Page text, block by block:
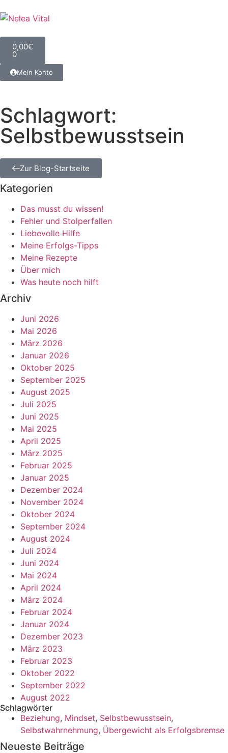
0,00€
0
Mein Konto
Schlagwort:
Selbstbewusstsein
Zur Blog-Startseite
Kategorien
Das musst du wissen!
Fehler und Stolperfallen
Liebevolle Hilfe
Meine Erfolgs-Tipps
Meine Rezepte
Über mich
Was heute noch hilft
Archiv
Juni 2026
Mai 2026
März 2026
Januar 2026
Oktober 2025
September 2025
August 2025
Juli 2025
Juni 2025
Mai 2025
April 2025
März 2025
Februar 2025
Januar 2025
Dezember 2024
November 2024
Oktober 2024
September 2024
August 2024
Juli 2024
Juni 2024
Mai 2024
April 2024
März 2024
Februar 2024
Januar 2024
Dezember 2023
März 2023
Februar 2023
Oktober 2022
September 2022
August 2022
Schlagwörter
Beziehung, Mindset, Selbstbewusstsein,
Selbstwahrnehmung, Übergewicht als Erfolgsbremse
Neueste Beiträge